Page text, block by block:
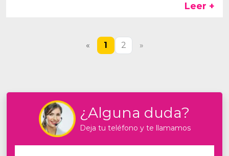
Leer +
« 1 2 »
¿Alguna duda?
Deja tu teléfono y te llamamos